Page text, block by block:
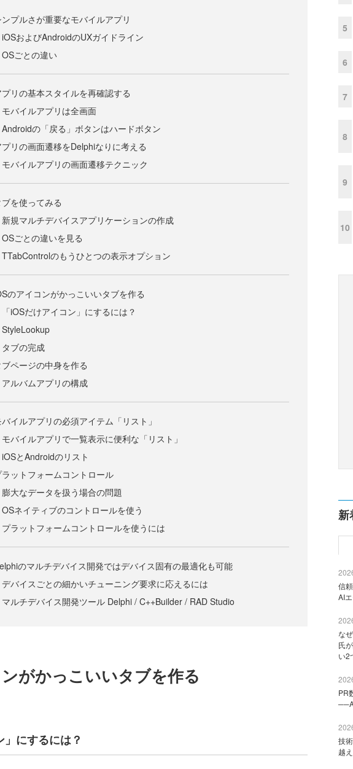
ンプルさが重要なモバイルアプリ
iOSおよびAndroidのUXガイドライン
OSごとの違い
プリの基本スタイルを再確認する
モバイルアプリは全画面
Androidの「戻る」ボタンはハードボタン
プリの画面遷移をDelphiなりに考える
モバイルアプリの画面遷移テクニック
ブを使ってみる
新規マルチデバイスアプリケーションの作成
OSごとの違いを見る
TTabControlのもうひとつの表示オプション
のアイコンがかっこいいタブを作る
「iOSだけアイコン」にするには？
StyleLookup
タブの完成
ブページの中身を作る
アルバムアプリの構成
バイルアプリの必須アイテム「リスト」
モバイルアプリで一覧表示に便利な「リスト」
iOSとAndroidのリスト
ラットフォームコントロール
膨大なデータを扱う場合の問題
OSネイティブのコントロールを使う
プラットフォームコントロールを使うには
のマルチデバイス開発ではデバイス固有の最適化も可能
デバイスごとの細かいチューニング要求に応えるには
マルチデバイス開発ツール Delphi / C++Builder / RAD Studio
がかっこいいタブを作る
」にするには？
5
6
7
8
9
10
新
信
AI
な
氏
い2
PR
技
越